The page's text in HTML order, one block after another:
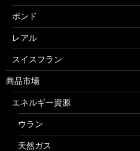
ポンド
レアル
スイスフラン
商品市場
エネルギー資源
ウラン
天然ガス